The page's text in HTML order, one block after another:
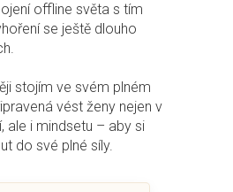
offline světa s tím
se ještě dlouho
stojím ve svém plném
vést ženy nejen v
ale i mindsetu – aby si
do své plné síly.